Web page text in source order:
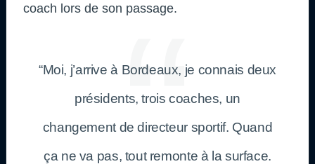
coach lors de son passage.
“Moi, j’arrive à Bordeaux, je connais deux
présidents, trois coaches, un
changement de directeur sportif. Quand
ça ne va pas, tout remonte à la surface.